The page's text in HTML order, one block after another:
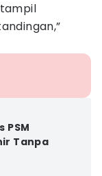
PSM
Tanpa